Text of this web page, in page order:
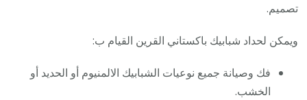
تصميم.
ويمكن لحداد شبابيك باكستاني القرين القيام ب:
فك وصيانة جميع نوعيات الشبابيك الالمنيوم أو الحديد أو
الخشب.